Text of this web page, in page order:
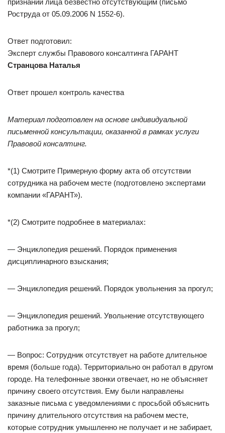
признании лица безвестно отсутствующим (письмо
Роструда от 05.09.2006 N 1552-6).
Ответ подготовил:
Эксперт службы Правового консалтинга ГАРАНТ
Странцова Наталья
Ответ прошел контроль качества
Материал подготовлен на основе индивидуальной
письменной консультации, оказанной в рамках услуги
Правовой консалтинг.
*(1) Смотрите Примерную форму акта об отсутствии
сотрудника на рабочем месте (подготовлено экспертами
компании «ГАРАНТ»).
*(2) Смотрите подробнее в материалах:
— Энциклопедия решений. Порядок применения
дисциплинарного взыскания;
— Энциклопедия решений. Порядок увольнения за прогул;
— Энциклопедия решений. Увольнение отсутствующего
работника за прогул;
— Вопрос: Сотрудник отсутствует на работе длительное
время (больше года). Территориально он работал в другом
городе. На телефонные звонки отвечает, но не объясняет
причину своего отсутствия. Ему были направлены
заказные письма с уведомлениями с просьбой объяснить
причину длительного отсутствия на рабочем месте,
которые сотрудник умышленно не получает и не забирает,